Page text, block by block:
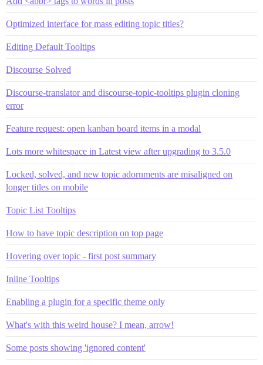
Optimized interface for mass editing topic titles?
Editing Default Tooltips
Discourse Solved
Discourse-translator and discourse-topic-tooltips plugin cloning
error
Feature request: open kanban board items in a modal
Lots more whitespace in Latest view after upgrading to 3.5.0
Locked, solved, and new topic adornments are misaligned on
longer titles on mobile
Topic List Tooltips
How to have topic description on top page
Hovering over topic - first post summary
Inline Tooltips
Enabling a plugin for a specific theme only
What's with this weird house? I mean, arrow!
Some posts showing 'ignored content'